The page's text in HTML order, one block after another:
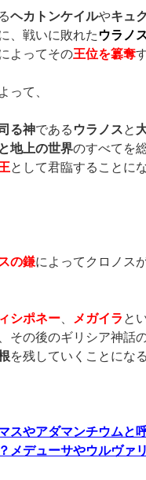
ヘカトンケイルやキュ
、戦いに敗れた ウラノ
よってその王位を簒奪
って、
る神である ウラノスと
地上の世界のすべてを
として君臨することに
の鎌によってクロノス
シポネー メガイラ と
その後のギリシア神話
を残していくことにな
スやアダマンチウムと
メデューサやウルヴァ